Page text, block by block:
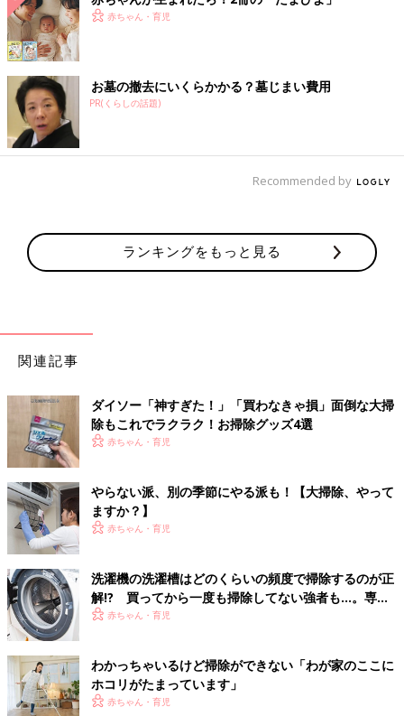
赤ちゃん・育児
お墓の撤去にいくらかかる？墓じまい費用
PR(くらしの話題)
Recommended by
ランキングをもっと見る
関連記事
ダイソー「神すぎた！」「買わなきゃ損」面倒な大掃
除もこれでラクラク！お掃除グッズ4選
赤ちゃん・育児
やらない派、別の季節にやる派も！【大掃除、やって
ますか？】
赤ちゃん・育児
洗濯機の洗濯槽はどのくらいの頻度で掃除するのが正
解!? 買ってから一度も掃除してない強者も…。専門
家に聞く
赤ちゃん・育児
わかっちゃいるけど掃除ができない「わが家のここに
ホコリがたまっています」
赤ちゃん・育児